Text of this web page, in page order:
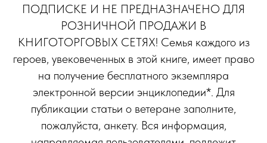
ПОДПИСКЕ И НЕ ПРЕДНАЗНАЧЕНО ДЛЯ
РОЗНИЧНОЙ ПРОДАЖИ В
КНИГОТОРГОВЫХ СЕТЯХ! Семья каждого из
героев, увековеченных в этой книге, имеет право
на получение бесплатного экземпляра
электронной версии энциклопедии*. Для
публикации статьи о ветеране заполните,
пожалуйста, анкету. Вся информация,